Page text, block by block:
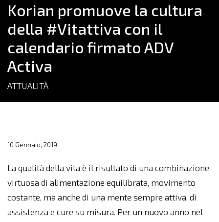
Korian promuove la cultura
della #Vitattiva con il
calendario firmato ADV
Activa
ATTUALITÀ
10 Gennaio, 2019
La qualità della vita è il risultato di una combinazione
virtuosa di alimentazione equilibrata, movimento
costante, ma anche di una mente sempre attiva, di
assistenza e cure su misura. Per un nuovo anno nel